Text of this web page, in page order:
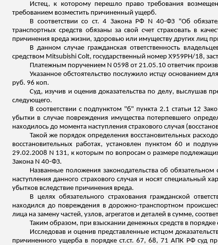
Истец, к которому перешло право требования
требованием возместить причиненный ущерб.
В соответствии со ст. 4 Закона РФ N 40-ФЗ "Об
транспортных средств обязаны за свой счет страховать в
причинения вреда жизни, здоровью или имуществу других лиц
В данном случае гражданская ответственность
средством Mitsubishi Colt, государственный номер Х959РН/18,
Платежным поручением N 0598 от 21.05.10 ответчик
Указанное обстоятельство послужило истцу основанием
руб. 96 коп.
Суд, изучив и оценив доказательства по делу, выслушав
следующего.
В соответствии с подпунктом "б" пункта 2.1 статьи 12
убытки в случае повреждения имущества потерпевшего
находилось до момента наступления страхового случая
Такой же порядок определения восстановительных
восстановительных работах, установлен пунктом 60 и
29.02.2008 N 131, к которым по вопросам о размере
Закона N 40-ФЗ.
Названные положения законодательства об обязательном
наступления данного страхового случая и носят специальный
убытков вследствие причинения вреда.
В целях обязательного страхования гражданской
находился до повреждения в дорожно-транспортном
лица на замену частей, узлов, агрегатов и деталей в сумме,
Таким образом, при взыскании денежных средств в порядке
Исследовав и оценив представленные истцом
причиненного ущерба в порядке ст.ст. 67, 68, 71 АПК РФ суд